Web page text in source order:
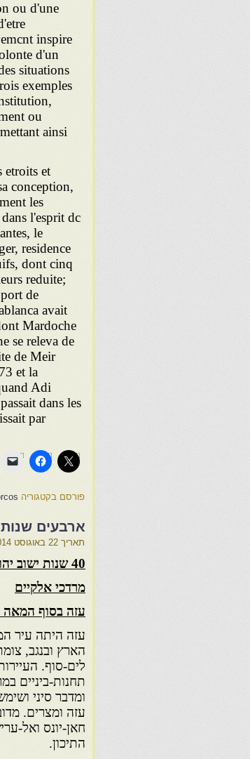
ou d'une
inspire
d'un
situations
exemples
ou
ainsi
etroits et
conception,
les
l'esprit dc
le
residence
dont cinq
reduite;
de
Mardoche
se releva de
de Meir
et la
Adi
dans les
par
פורסם בקטגוריה
ארבעים
תאריך 22 באוגוסט 2014
40 שנות ישוב יהודי בעזה – באר שבע והקמת חוות רוחמה
מרדכי אלקיים
עזה בסוף המאה
עזה היתה עיר
הארץ ובנגב,
לים-סוף.
תחנות-ביניים
ומדבר סיני
עזה ומצרים.
חאן-יונס ואל-
התיכון.